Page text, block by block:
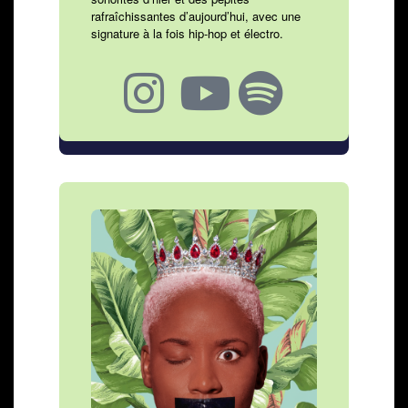
rafraîchissantes d’aujourd’hui, avec une
signature à la fois hip-hop et électro.